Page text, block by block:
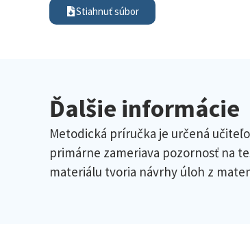
Stiahnuť súbor
Ďalšie informácie
Metodická príručka je určená
primárne zameriava pozornosť na
materiálu tvoria návrhy úloh z